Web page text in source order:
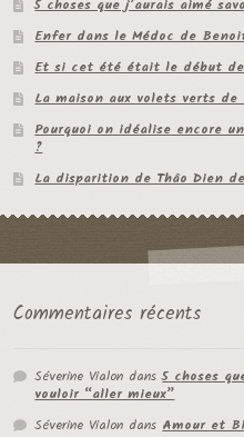
5 choses que j’aurais aimé
Enfer dans le Médoc de
Et si cet été était le début
La maison aux volets verts de
Pourquoi on idéalise encore
?
La disparition de Thâo Dien
Commentaires récents
Séverine Vialon dans5 choses
vouloir “aller mieux”
Séverine Vialon dans Amour et